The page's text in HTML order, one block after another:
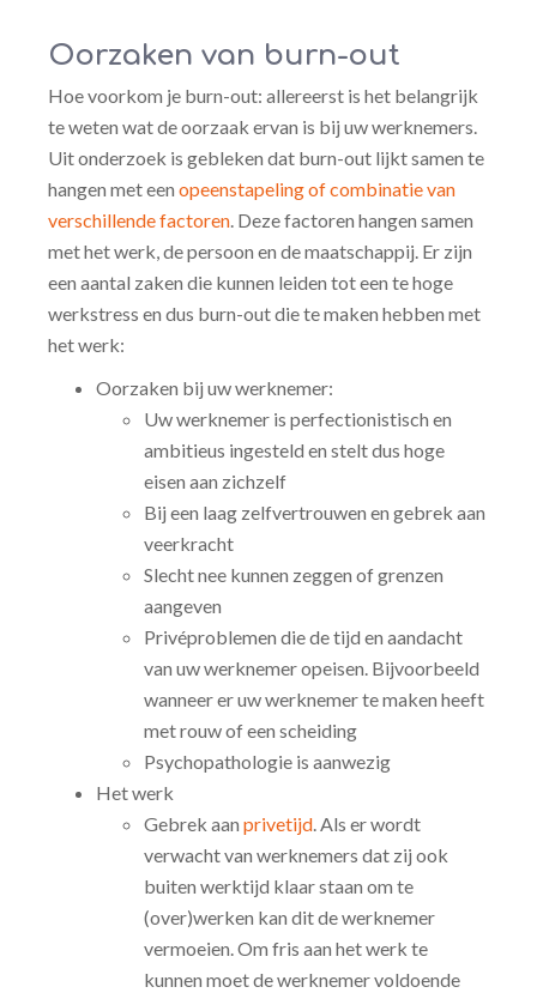
Oorzaken van burn-out
Hoe voorkom je burn-out: allereerst is het belangrijk
te weten wat de oorzaak ervan is bij uw werknemers.
Uit onderzoek is gebleken dat burn-out lijkt samen te
hangen met een opeenstapeling of combinatie van
verschillende factoren. Deze factoren hangen samen
met het werk, de persoon en de maatschappij. Er zijn
een aantal zaken die kunnen leiden tot een te hoge
werkstress en dus burn-out die te maken hebben met
het werk:
Oorzaken bij uw werknemer:
Uw werknemer is perfectionistisch en
ambitieus ingesteld en stelt dus hoge
eisen aan zichzelf
Bij een laag zelfvertrouwen en gebrek aan
veerkracht
Slecht nee kunnen zeggen of grenzen
aangeven
Privéproblemen die de tijd en aandacht
van uw werknemer opeisen. Bijvoorbeeld
wanneer er uw werknemer te maken heeft
met rouw of een scheiding
Psychopathologie is aanwezig
Het werk
Gebrek aan privetijd. Als er wordt
verwacht van werknemers dat zij ook
buiten werktijd klaar staan om te
(over)werken kan dit de werknemer
vermoeien. Om fris aan het werk te
kunnen moet de werknemer voldoende